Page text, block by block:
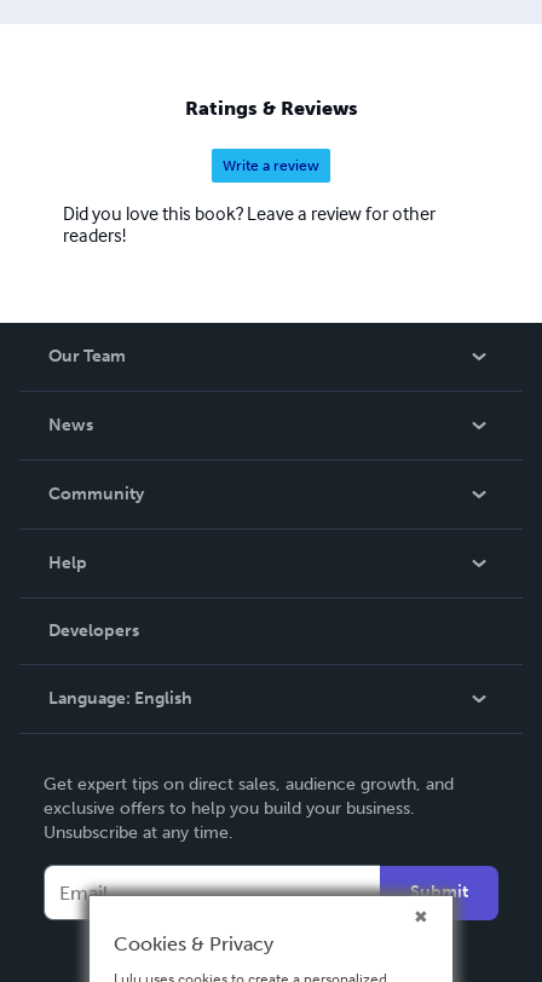
Ratings & Reviews
Write a review
Did you love this book? Leave a review for other
readers!
Our Team
News
In The News
Community
Podcast
Help
Order Lookup
Knowledge Base
Contact Support
Developers
Language: English
Deutsch
Français
Español
Get expert tips on direct sales, audience growth, and
exclusive offers to help you build your business.
Unsubscribe at any time.
Submit
Cookies & Privacy